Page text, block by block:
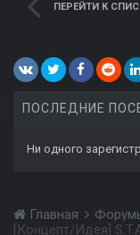
ПЕРЕЙТИ К
ПОСЛЕДНИЕ
Ни одного
Главная